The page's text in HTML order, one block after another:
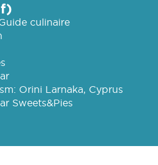
culinaire
Orini Larnaka, Cyprus
Sweets&Pies